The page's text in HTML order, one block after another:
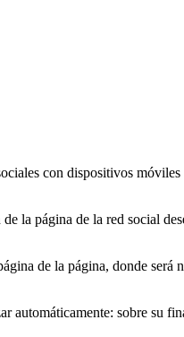
con dispositivos
la página de la red social
de la página, donde
automáticamente: sobre su